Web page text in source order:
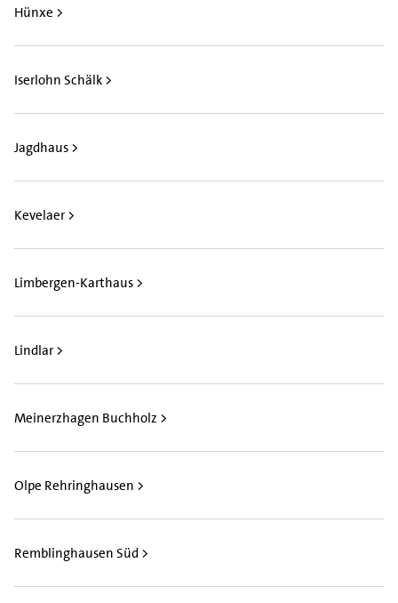
Hünxe >
Iserlohn Schälk >
Jagdhaus >
Kevelaer >
Limbergen-Karthaus >
Lindlar >
Meinerzhagen Buchholz >
Olpe Rehringhausen >
Remblinghausen Süd >